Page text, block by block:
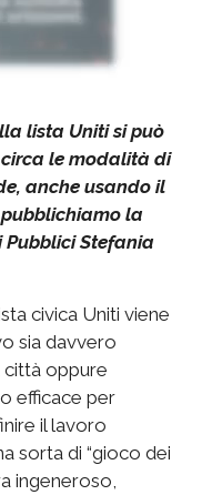
lista Uniti si può
le modalità di
anche usando il
la
Stefania
civica Uniti viene
sia davvero
città oppure
efficace per
il lavoro
sorta di “gioco dei
ingeneroso,